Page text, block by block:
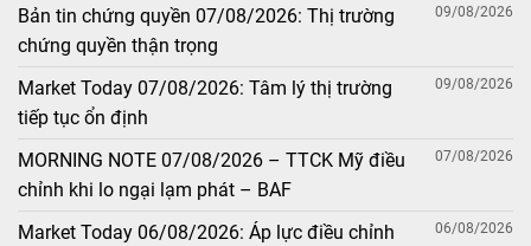
Bản tin chứng quyền 07/08/2026: Thị trường
chứng quyền thận trọng
09/08/2026
Market Today 07/08/2026: Tâm lý thị trường
tiếp tục ổn định
09/08/2026
MORNING NOTE 07/08/2026 – TTCK Mỹ điều
chỉnh khi lo ngại lạm phát – BAF
07/08/2026
Market Today 06/08/2026: Áp lực điều chỉnh
06/08/2026